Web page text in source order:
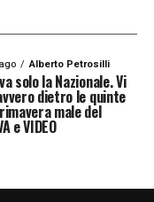
Alberto Petrosilli
solo la Nazionale. Vi
dietro le quinte
male del
e VIDEO